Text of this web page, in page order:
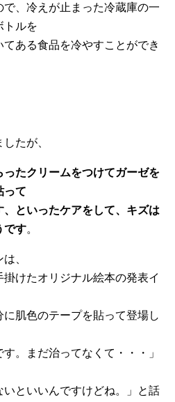
、冷えが止まった冷蔵庫の一
トルを
ある食品を冷やすことができ
たが、
たクリームをつけてガーゼを
って
といったケアをして、キズは
です。
、
けたオリジナル絵本の発表イ
肌色のテープを貼って登場し
。まだ治ってなくて・・・」
いといいんですけどね。」と話